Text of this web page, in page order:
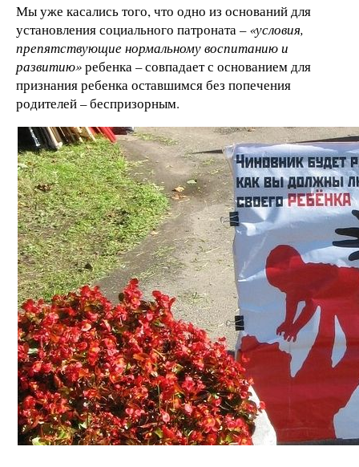
Мы уже касались того, что одно из оснований для
установления социального патроната –«условия,
препятствующие нормальному воспитанию и
развитию»ребенка – совпадает с основанием для
признания ребенка оставшимся без попечения
родителей – беспризорным.